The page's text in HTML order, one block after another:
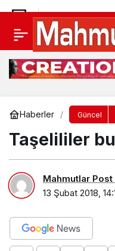
Haberler Güncel
Taşelililer
Mahmutlar Post
13 Şubat 2018,
Taşelililer